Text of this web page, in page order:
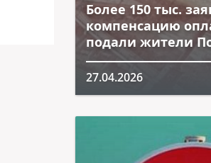
Более 150 тыс.
компенсацию
подали жители
27.04.2026